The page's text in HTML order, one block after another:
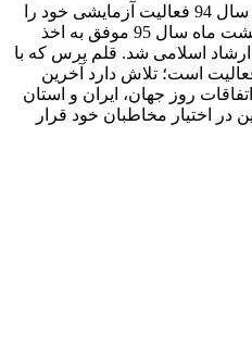
پایگاه خبری قلم پرس از دی ماه سال 94 فعالیت آزمایشی خود را
آغاز کرد و پس از آن در 13 اردیبهشت ماه سال 95 موفق به اخذ
اسلامی شد. قلم پرس که با
مشغول به فعالیت است؛ تلاش دارد آخرین
روز جهان، ایران و استان
در اختیار مخاطبان خود قرار